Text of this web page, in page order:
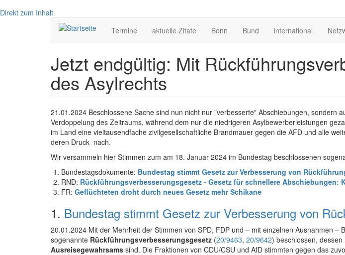
Direkt zum Inhalt
Hauptnavigation
Termine aktuelle Zitate Bonn Bund international
Jetzt endgültig: Mit
des Asylrechts
21.01.2024 Beschlossene Sache sind nun nicht nur "verbesserte" Abschiebungen, sondern
Verdoppelung des Zeitraums, während dem nur die niedrigeren Asylbewerberleistungen
im Land eine vieltausendfache zivilgesellschaftliche Brandmauer gegen die AFD und alle
deren Druck nach.
Wir versammeln hier Stimmen zum am 18. Januar 2024 im Bundestag beschlossenen
Bundestagsdokumente: Bundestag stimmt Gesetz zur Verbesserung von
RND: Rückführungsverbesserungsgesetz - Gesetz für schnellere Abschiebungen:
FR: Geflüchteten droht durch neues Gesetz mehr Schikane
1. Bundestag stimmt Gesetz zur Verbesserung von
20.01.2024 Mit der Mehrheit der Stimmen von SPD, FDP und – mit einzelnen Ausnahmen –
sogenannte Rückführungsverbesserungsgesetz (20/9463, 20/9642) beschlossen, dessen
Ausreisegewahrsams sind. Die Fraktionen von CDU/CSU und AfD stimmten gegen das